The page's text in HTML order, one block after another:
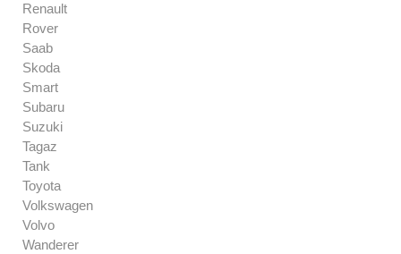
Renault
Rover
Saab
Skoda
Smart
Subaru
Suzuki
Tagaz
Tank
Toyota
Volkswagen
Volvo
Wanderer